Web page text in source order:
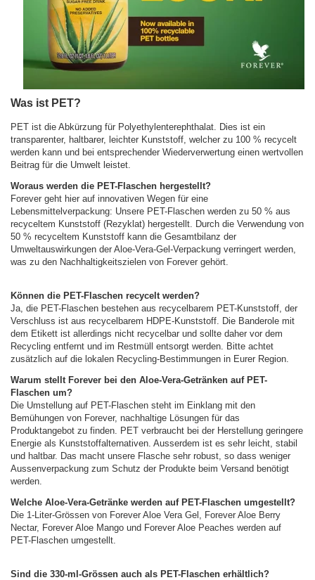
Was ist PET?
PET ist die Abkürzung für Polyethylenterephthalat. Dies ist ein
transparenter, haltbarer, leichter Kunststoff, welcher zu 100 % recycelt
werden kann und bei entsprechender Wiederverwertung einen wertvollen
Beitrag für die Umwelt leistet.
Woraus werden die PET-Flaschen hergestellt?
Forever geht hier auf innovativen Wegen für eine
Lebensmittelverpackung: Unsere PET-Flaschen werden zu 50 % aus
recyceltem Kunststoff (Rezyklat) hergestellt. Durch die Verwendung von
50 % recyceltem Kunststoff kann die Gesamtbilanz der
Umweltauswirkungen der Aloe-Vera-Gel-Verpackung verringert werden,
was zu den Nachhaltigkeitszielen von Forever gehört.
Können die PET-Flaschen recycelt werden?
Ja, die PET-Flaschen bestehen aus recycelbarem PET-Kunststoff, der
Verschluss ist aus recycelbarem HDPE-Kunststoff. Die Banderole mit
dem Etikett ist allerdings nicht recycelbar und sollte daher vor dem
Recycling entfernt und im Restmüll entsorgt werden. Bitte achtet
zusätzlich auf die lokalen Recycling-Bestimmungen in Eurer Region.
Warum stellt Forever bei den Aloe-Vera-Getränken auf PET-
Flaschen um?
Die Umstellung auf PET-Flaschen steht im Einklang mit den
Bemühungen von Forever, nachhaltige Lösungen für das
Produktangebot zu finden. PET verbraucht bei der Herstellung geringere
Energie als Kunststoffalternativen. Ausserdem ist es sehr leicht, stabil
und haltbar. Das macht unsere Flasche sehr robust, so dass weniger
Aussenverpackung zum Schutz der Produkte beim Versand benötigt
werden.
Welche Aloe-Vera-Getränke werden auf PET-Flaschen umgestellt?
Die 1-Liter-Grössen von Forever Aloe Vera Gel
Forever Aloe Berry
Nectar, Forever Aloe Mango und Forever Aloe Peaches werden auf
PET-Flaschen umgestellt.
Sind die 330-ml-Grössen auch als PET-Flaschen erhältlich?